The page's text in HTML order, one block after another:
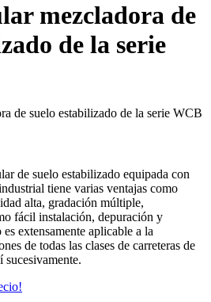
mezcladora de
de la serie
de suelo estabilizado equipada con
tiene varias ventajas como
alta, gradación múltiple,
fácil instalación, depuración y
extensamente aplicable a la
de todas las clases de carreteras de
sucesivamente.